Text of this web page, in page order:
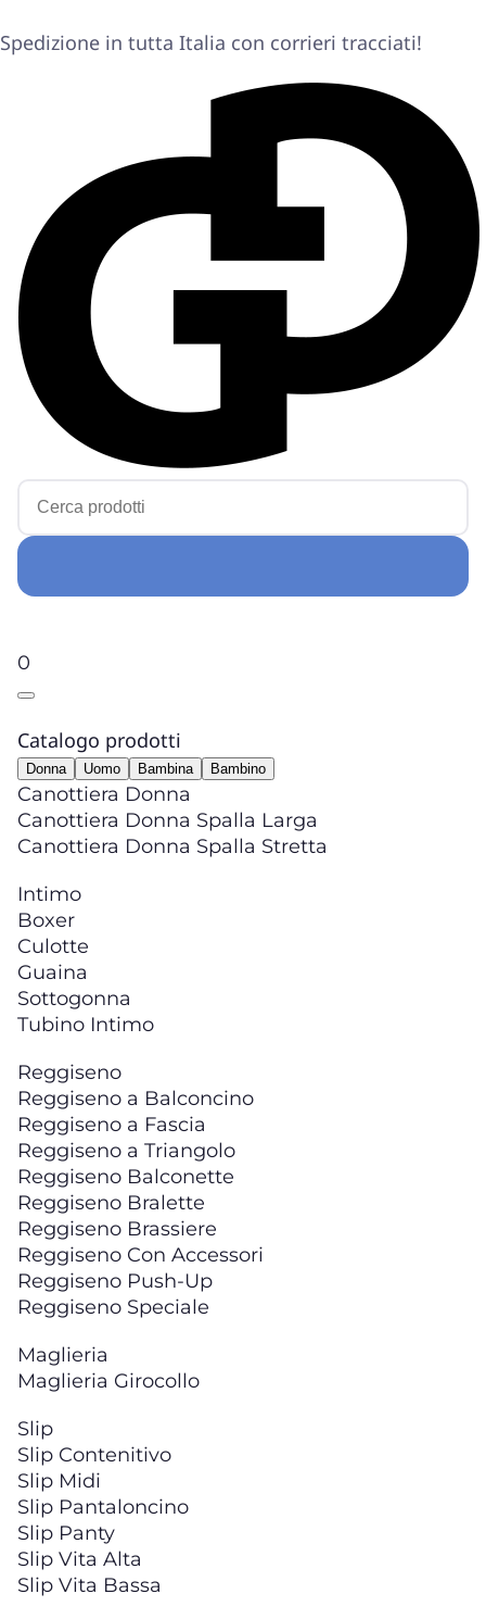
Spedizione in tutta Italia con corrieri tracciati!
0
Catalogo prodotti
Donna Uomo Bambina Bambino
Canottiera Donna
Canottiera Donna Spalla Larga
Canottiera Donna Spalla Stretta
Intimo
Boxer
Culotte
Guaina
Sottogonna
Tubino Intimo
Reggiseno
Reggiseno a Balconcino
Reggiseno a Fascia
Reggiseno a Triangolo
Reggiseno Balconette
Reggiseno Bralette
Reggiseno Brassiere
Reggiseno Con Accessori
Reggiseno Push-Up
Reggiseno Speciale
Maglieria
Maglieria Girocollo
Slip
Slip Contenitivo
Slip Midi
Slip Pantaloncino
Slip Panty
Slip Vita Alta
Slip Vita Bassa